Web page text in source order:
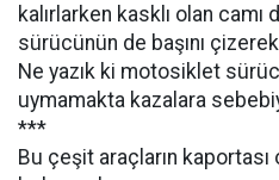
kalırlarken kasklı olan camı
sürücünün de başını
Ne yazık ki motosiklet
uymamakta kazalara
***
Bu çeşit araçların kaportası